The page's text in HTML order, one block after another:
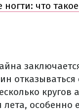
ногти: что
кругов
особенно